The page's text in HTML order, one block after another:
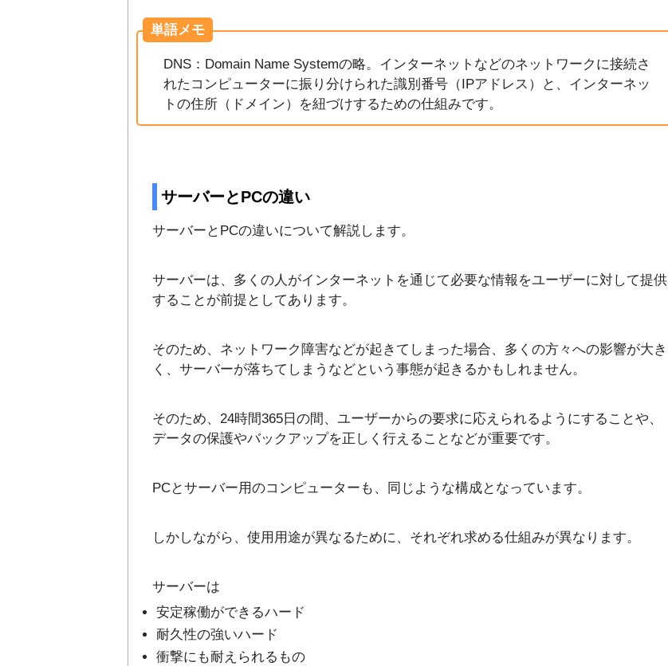
単語メモ
DNS：Domain Name Systemの略。インターネットなどのネットワークに接続さ
れたコンピューターに振り分けられた識別番号（IPアドレス）と、インターネッ
トの住所（ドメイン）を紐づけするための仕組みです。
サーバーとPCの違い
サーバーとPCの違いについて解説します。
サーバーは、多くの人がインターネットを通じて必要な情報をユーザーに対して提供
することが前提としてあります。
そのため、ネットワーク障害などが起きてしまった場合、多くの方々への影響が大き
く、サーバーが落ちてしまうなどという事態が起きるかもしれません。
そのため、24時間365日の間、ユーザーからの要求に応えられるようにすることや、
データの保護やバックアップを正しく行えることなどが重要です。
PCとサーバー用のコンピューターも、同じような構成となっています。
しかしながら、使用用途が異なるために、それぞれ求める仕組みが異なります。
サーバーは
安定稼働ができるハード
耐久性の強いハード
衝撃にも耐えられるもの